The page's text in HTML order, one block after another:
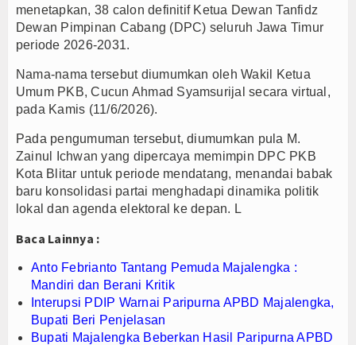
menetapkan, 38 calon definitif Ketua Dewan Tanfidz
Dewan Pimpinan Cabang (DPC) seluruh Jawa Timur
periode 2026-2031.
Nama-nama tersebut diumumkan oleh Wakil Ketua
Umum PKB, Cucun Ahmad Syamsurijal secara virtual,
pada Kamis (11/6/2026).
Pada pengumuman tersebut, diumumkan pula M.
Zainul Ichwan yang dipercaya memimpin DPC PKB
Kota Blitar untuk periode mendatang, menandai babak
baru konsolidasi partai menghadapi dinamika politik
lokal dan agenda elektoral ke depan. L
Baca Lainnya :
Anto Febrianto Tantang Pemuda Majalengka :
Mandiri dan Berani Kritik
Interupsi PDIP Warnai Paripurna APBD Majalengka,
Bupati Beri Penjelasan
Bupati Majalengka Beberkan Hasil Paripurna APBD